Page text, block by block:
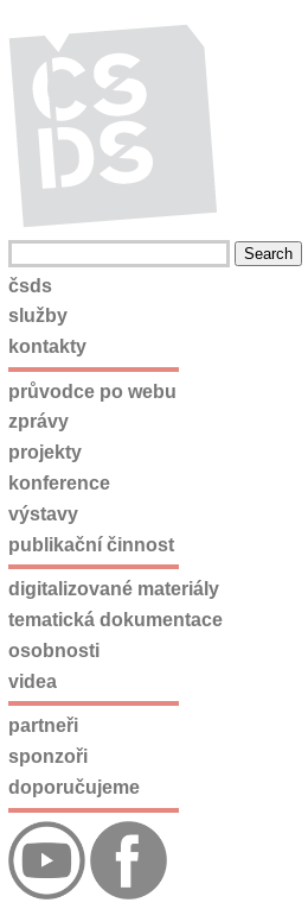
čsds
služby
kontakty
průvodce po webu
zprávy
projekty
konference
výstavy
publikační činnost
digitalizované materiály
tematická dokumentace
osobnosti
videa
partneři
sponzoři
doporučujeme